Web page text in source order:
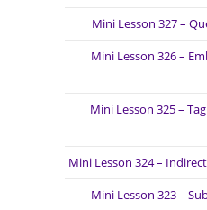
Mini Lesson 327 –
Mini Lesson 326 –
Mini Lesson 325 –
Mini Lesson 324 –
Mini Lesson 323 –